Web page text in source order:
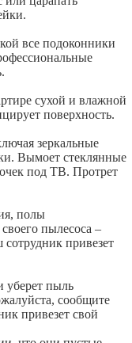
все подоконники
сухой и влажной
поверхность.
зеркальные
Вымоет стеклянные
под ТВ. Протрет
полы
пылесоса –
сотрудник привезет
уберет пыль
сообщите
привезет свой